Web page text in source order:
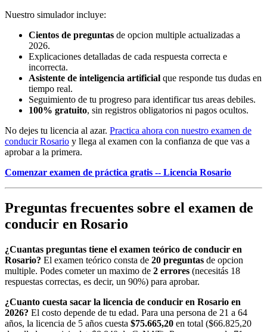
Nuestro simulador incluye:
Cientos de preguntas de opcion multiple actualizadas a
2026.
Explicaciones detalladas de cada respuesta correcta e
incorrecta.
Asistente de inteligencia artificial que responde tus dudas en
tiempo real.
Seguimiento de tu progreso para identificar tus areas debiles.
100% gratuito, sin registros obligatorios ni pagos ocultos.
No dejes tu licencia al azar. Practica ahora con nuestro examen de
conducir Rosario y llega al examen con la confianza de que vas a
aprobar a la primera.
Comenzar examen de práctica gratis -- Licencia Rosario
Preguntas frecuentes sobre el examen de
conducir en Rosario
¿Cuantas preguntas tiene el examen teórico de conducir en
Rosario? El examen teórico consta de 20 preguntas de opcion
multiple. Podes cometer un maximo de 2 errores (necesitás 18
respuestas correctas, es decir, un 90%) para aprobar.
¿Cuanto cuesta sacar la licencia de conducir en Rosario en
2026? El costo depende de tu edad. Para una persona de 21 a 64
años, la licencia de 5 años cuesta $75.665,20 en total ($66.825,20